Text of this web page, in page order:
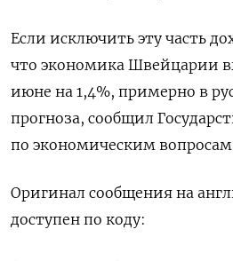
Если исключить эту часть
что экономика Швейцарии
июне на 1,4%, примерно в
прогноза, сообщил
по экономическим
Оригинал сообщения на
доступен по коду: